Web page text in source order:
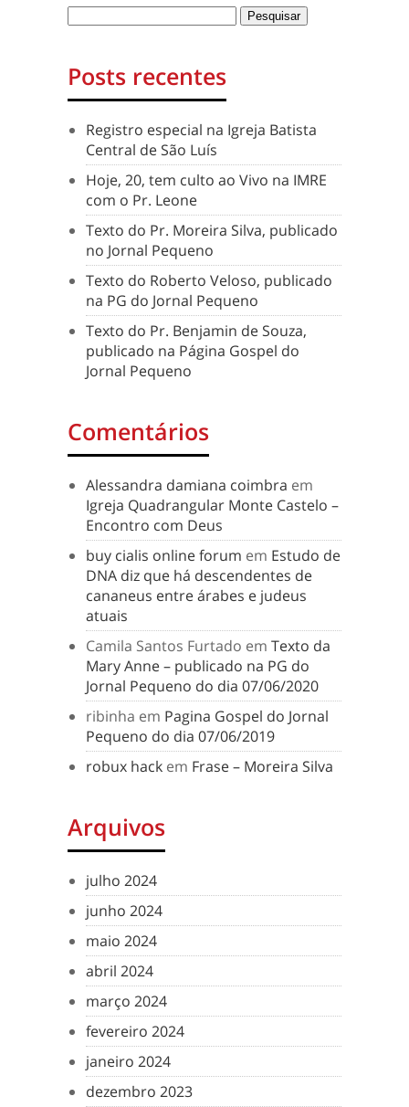
Posts recentes
Registro especial na Igreja Batista
Central de São Luís
Hoje, 20, tem culto ao Vivo na IMRE
com o Pr. Leone
Texto do Pr. Moreira Silva, publicado
no Jornal Pequeno
Texto do Roberto Veloso, publicado
na PG do Jornal Pequeno
Texto do Pr. Benjamin de Souza,
publicado na Página Gospel do
Jornal Pequeno
Comentários
Alessandra damiana coimbra em
Igreja Quadrangular Monte Castelo –
Encontro com Deus
buy cialis online forum em Estudo de
DNA diz que há descendentes de
cananeus entre árabes e judeus
atuais
Camila Santos Furtado em Texto da
Mary Anne – publicado na PG do
Jornal Pequeno do dia 07/06/2020
ribinha em Pagina Gospel do Jornal
Pequeno do dia 07/06/2019
robux hack em Frase – Moreira Silva
Arquivos
julho 2024
junho 2024
maio 2024
abril 2024
março 2024
fevereiro 2024
janeiro 2024
dezembro 2023